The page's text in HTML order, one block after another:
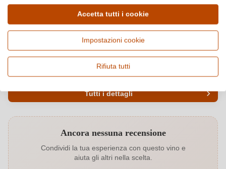
Dettagli del prodotto
Paese e regione
Italia, Emilia Romagna
Vitigno e tipologia
Chardonnay, Vino frizzante
e spumante
Vino Generico
Alcol
12 %
Tutti i dettagli
Abbinamenti Antipasti, Carne bianca, Pesce
Affinamento Botte inox
Ancora nessuna recensione
Condividi la tua esperienza con questo vino e
aiuta gli altri nella scelta.
Accetta tutti i cookie
Impostazioni cookie
Rifiuta tutti